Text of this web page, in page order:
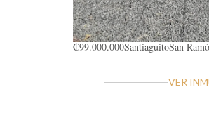
₡99.000.000SantiaguitoSan
VER